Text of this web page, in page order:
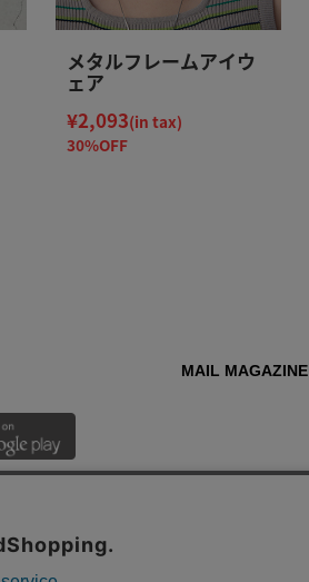
メタルフレームアイウ
ェア
¥2,093(in tax)
30%OFF
ックできる公式
MAIL MAGAZINE